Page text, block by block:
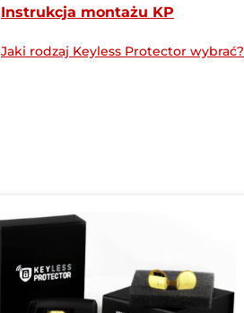
Instrukcja montażu KP
Jaki rodzaj Keyless Protector wybrać?